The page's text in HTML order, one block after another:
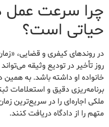
چرا سرعت عمل
حیاتی است؟
در روندهای کیفری و قضایی،
روز تأخیر در تودیع وثیقه
خانواده او داشته باشد. به
برنامه‌ریزی دقیق و استعلامات
ملکی اجاره‌ای را در سریع‌ترین
متهم را از دادگاه دریافت کنند.